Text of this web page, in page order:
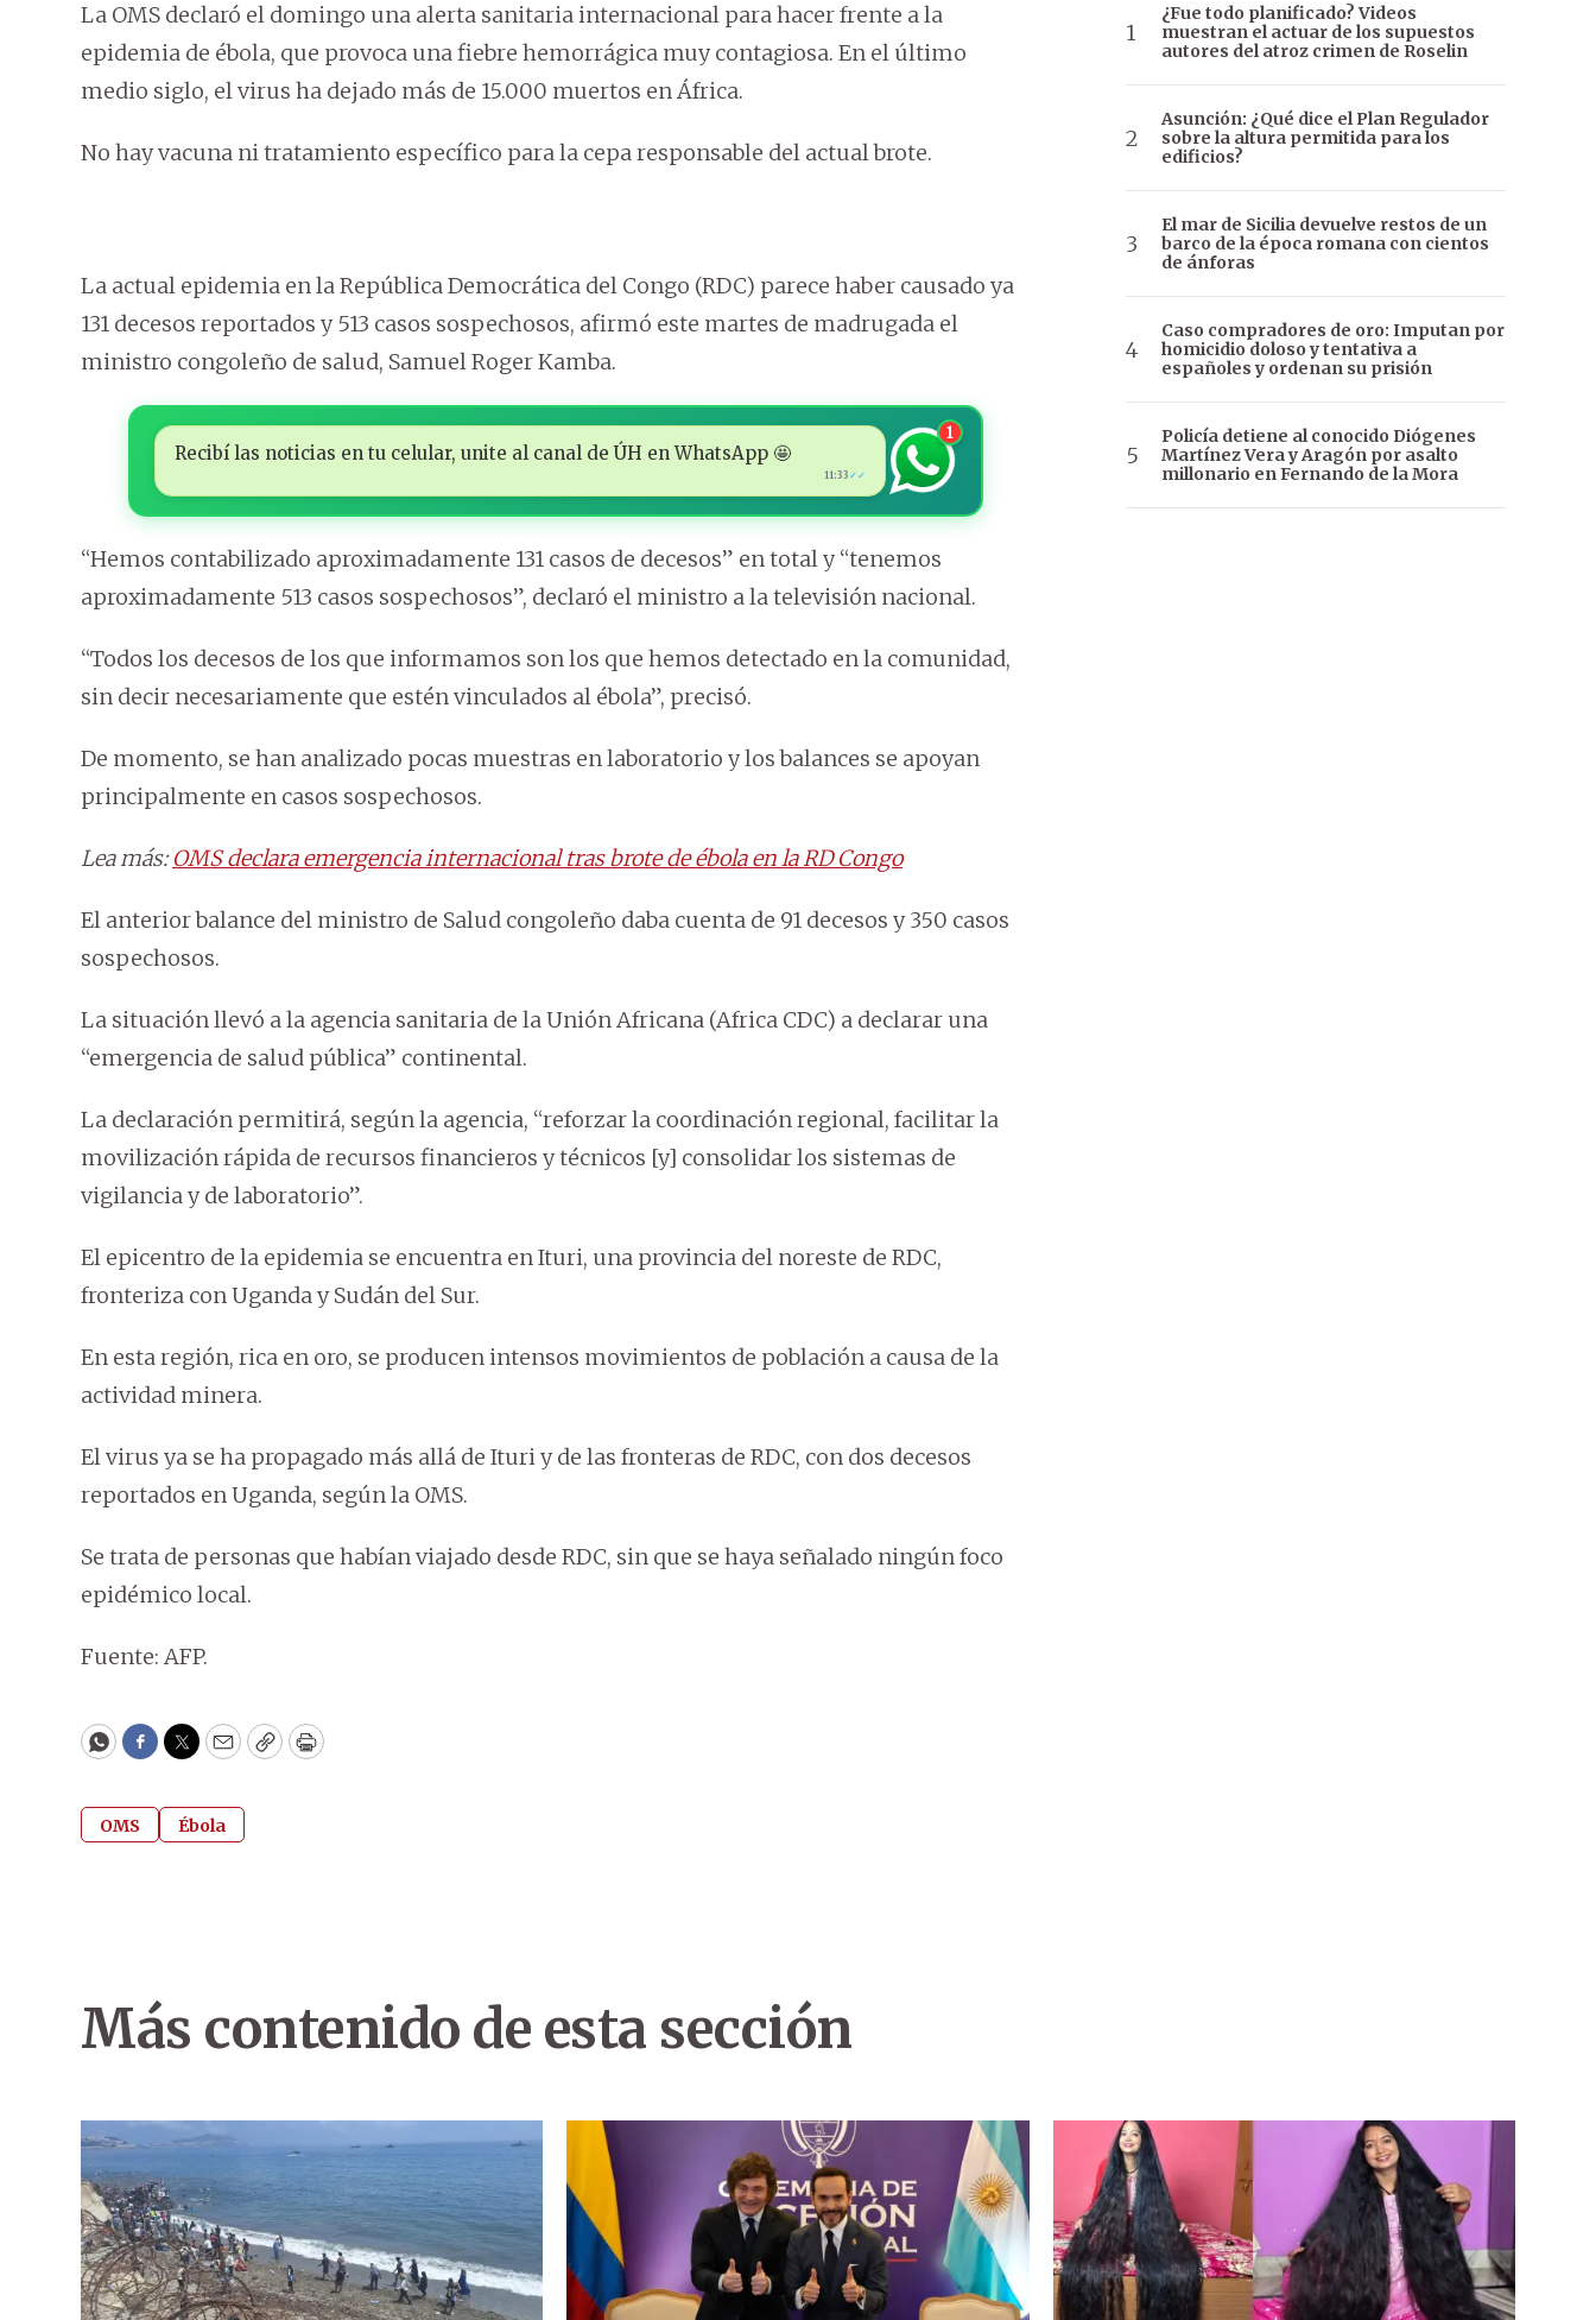
La OMS declaró el domingo una alerta sanitaria internacional para hacer frente a la
epidemia de ébola, que provoca una fiebre hemorrágica muy contagiosa. En el último
medio siglo, el virus ha dejado más de 15.000 muertos en África.
No hay vacuna ni tratamiento específico para la cepa responsable del actual brote.
La actual epidemia en la República Democrática del Congo (RDC) parece haber causado ya
131 decesos reportados y 513 casos sospechosos, afirmó este martes de madrugada el
ministro congoleño de salud, Samuel Roger Kamba.
Recibí las noticias en tu celular, unite al canal de ÚH en WhatsApp 🤩
11:33 ✓✓
1
“Hemos contabilizado aproximadamente 131 casos de decesos” en total y “tenemos
aproximadamente 513 casos sospechosos”, declaró el ministro a la televisión nacional.
“Todos los decesos de los que informamos son los que hemos detectado en la comunidad,
sin decir necesariamente que estén vinculados al ébola”, precisó.
De momento, se han analizado pocas muestras en laboratorio y los balances se apoyan
principalmente en casos sospechosos.
Lea más:OMS declara emergencia internacional tras brote de ébola en la RD Congo
El anterior balance del ministro de Salud congoleño daba cuenta de 91 decesos y 350 casos
sospechosos.
La situación llevó a la agencia sanitaria de la Unión Africana (Africa CDC) a declarar una
“emergencia de salud pública” continental.
La declaración permitirá, según la agencia, “reforzar la coordinación regional, facilitar la
movilización rápida de recursos financieros y técnicos [y] consolidar los sistemas de
vigilancia y de laboratorio”.
El epicentro de la epidemia se encuentra en Ituri, una provincia del noreste de RDC,
fronteriza con Uganda y Sudán del Sur.
En esta región, rica en oro, se producen intensos movimientos de población a causa de la
actividad minera.
El virus ya se ha propagado más allá de Ituri y de las fronteras de RDC, con dos decesos
reportados en Uganda, según la OMS.
Se trata de personas que habían viajado desde RDC, sin que se haya señalado ningún foco
epidémico local.
Fuente: AFP.
WhatsApp
Facebook
Twitter
EmailCopyPrint
OMS Ébola
¿Fue todo planificado? Videos
muestran el actuar de los supuestos
autores del atroz crimen de Roselin
Asunción: ¿Qué dice el Plan Regulador
sobre la altura permitida para los
edificios?
El mar de Sicilia devuelve restos de un
barco de la época romana con cientos
de ánforas
Caso compradores de oro: Imputan por
homicidio doloso y tentativa a
españoles y ordenan su prisión
Policía detiene al conocido Diógenes
Martínez Vera y Aragón por asalto
millonario en Fernando de la Mora
Más contenido de esta sección